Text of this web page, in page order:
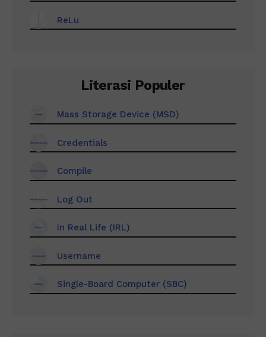
ReLu
Literasi Populer
Mass Storage Device (MSD)
Credentials
Compile
Log Out
In Real Life (IRL)
Username
Single-Board Computer (SBC)